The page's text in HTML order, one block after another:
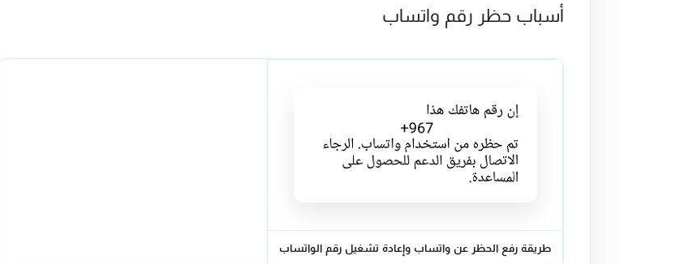
أسباب حظر رقم واتساب
طريقة رفع الحظر عن واتساب وإعادة تشغيل رقم الواتساب